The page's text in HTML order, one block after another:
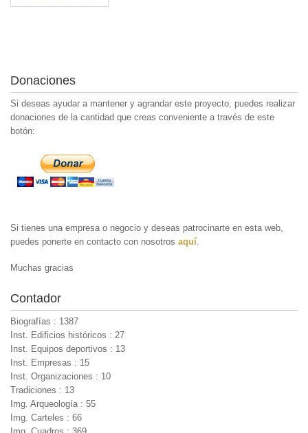
Donaciones
Si deseas ayudar a mantener y agrandar este proyecto, puedes realizar
donaciones de la cantidad que creas conveniente a través de este
botón:
Si tienes una empresa o negocio y deseas patrocinarte en esta web,
puedes ponerte en contacto con nosotros aquí
Muchas gracias
Contador
Biografías : 1387
Inst. Edificios históricos : 27
Inst. Equipos deportivos : 13
Inst. Empresas : 15
Inst. Organizaciones : 10
Tradiciones : 13
Img. Arqueología : 55
Img. Carteles : 66